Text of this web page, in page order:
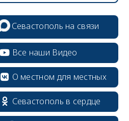
Севастополь на связи
Все наши Видео
О местном для местных
Севастополь в сердце